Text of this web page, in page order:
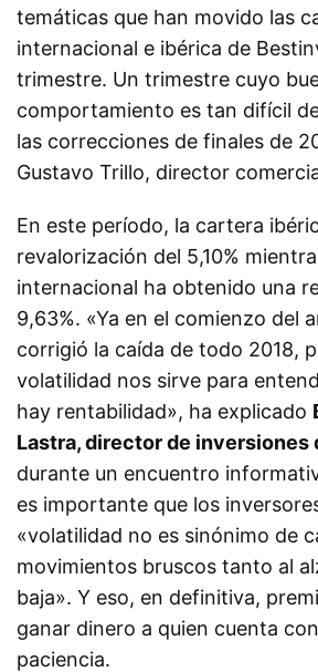
temáticas que han movido las
internacional e ibérica de
trimestre. Un trimestre cuyo
comportamiento es tan difícil
las correcciones de finales de
Gustavo Trillo, director
En este período, la cartera
revalorización del 5,10%
internacional ha obtenido una
9,63%. «Ya en el comienzo del
corrigió la caída de todo 2018,
volatilidad nos sirve para
hay rentabilidad», ha explicado
Lastra, director de inversiones
durante un encuentro
es importante que los
«volatilidad no es sinónimo de
movimientos bruscos tanto al
baja». Y eso, en definitiva,
ganar dinero a quien cuenta
paciencia.